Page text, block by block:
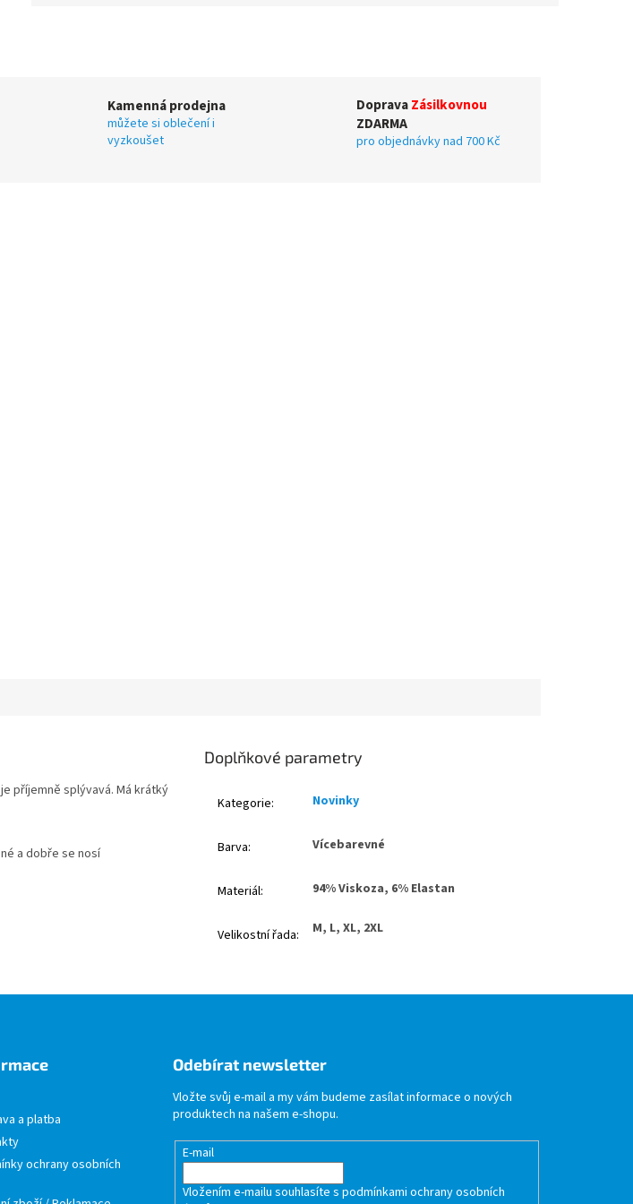
Kamenná prodejna
můžete si oblečení i
vyzkoušet
DopravaZásilkovnou
ZDARMA
pro objednávky nad 700 Kč
příjemně splývavá. Má krátký
a dobře se nosí
Doplňkové parametry
Kategorie: Novinky
Barva: Vícebarevné
Materiál: 94% Viskoza, 6% Elastan
Velikostní řada: M, L, XL, 2XL
a platba
ochrany osobních
Odebírat newsletter
Vložte svůj e-mail a my vám budeme zasílat informace o nových
produktech na našem e-shopu.
E-mail
Vložením e-mailu souhlasíte spodmínkami ochrany osobních